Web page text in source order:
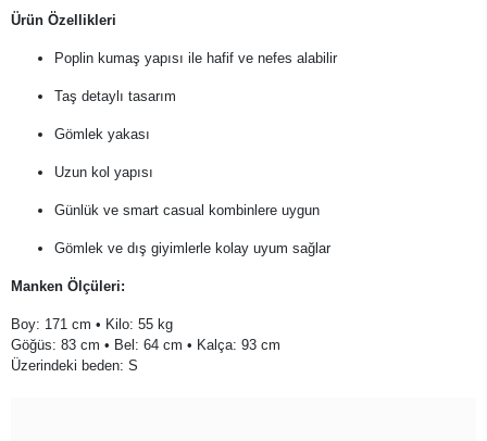
Ürün Özellikleri
Poplin kumaş yapısı ile hafif ve nefes alabilir
Taş detaylı tasarım
Gömlek yakası
Uzun kol yapısı
Günlük ve smart casual kombinlere uygun
Gömlek ve dış giyimlerle kolay uyum sağlar
Manken Ölçüleri:
Boy: 171 cm • Kilo: 55 kg
Göğüs: 83 cm • Bel: 64 cm • Kalça: 93 cm
Üzerindeki beden: S